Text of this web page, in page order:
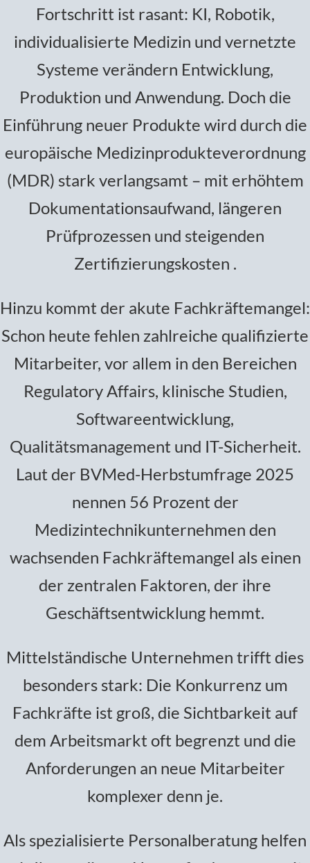
Fortschritt ist rasant: KI, Robotik,
individualisierte Medizin und vernetzte
Systeme verändern Entwicklung,
Produktion und Anwendung. Doch die
Einführung neuer Produkte wird durch die
europäische Medizinprodukteverordnung
(MDR) stark verlangsamt – mit erhöhtem
Dokumentationsaufwand, längeren
Prüfprozessen und steigenden
Zertifizierungskosten .
Hinzu kommt der akute Fachkräftemangel:
Schon heute fehlen zahlreiche qualifizierte
Mitarbeiter, vor allem in den Bereichen
Regulatory Affairs, klinische Studien,
Softwareentwicklung,
Qualitätsmanagement und IT-Sicherheit.
Laut der BVMed-Herbstumfrage 2025
nennen 56 Prozent der
Medizintechnikunternehmen den
wachsenden Fachkräftemangel als einen
der zentralen Faktoren, der ihre
Geschäftsentwicklung hemmt.
Mittelständische Unternehmen trifft dies
besonders stark: Die Konkurrenz um
Fachkräfte ist groß, die Sichtbarkeit auf
dem Arbeitsmarkt oft begrenzt und die
Anforderungen an neue Mitarbeiter
komplexer denn je.
Als spezialisierte Personalberatung helfen